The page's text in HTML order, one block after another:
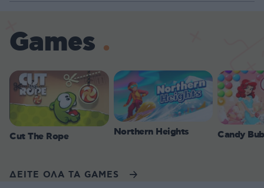
Games
Cut The Rope Northern Heights Candy
ΔΕΙΤΕ ΟΛΑ ΤΑ GAMES